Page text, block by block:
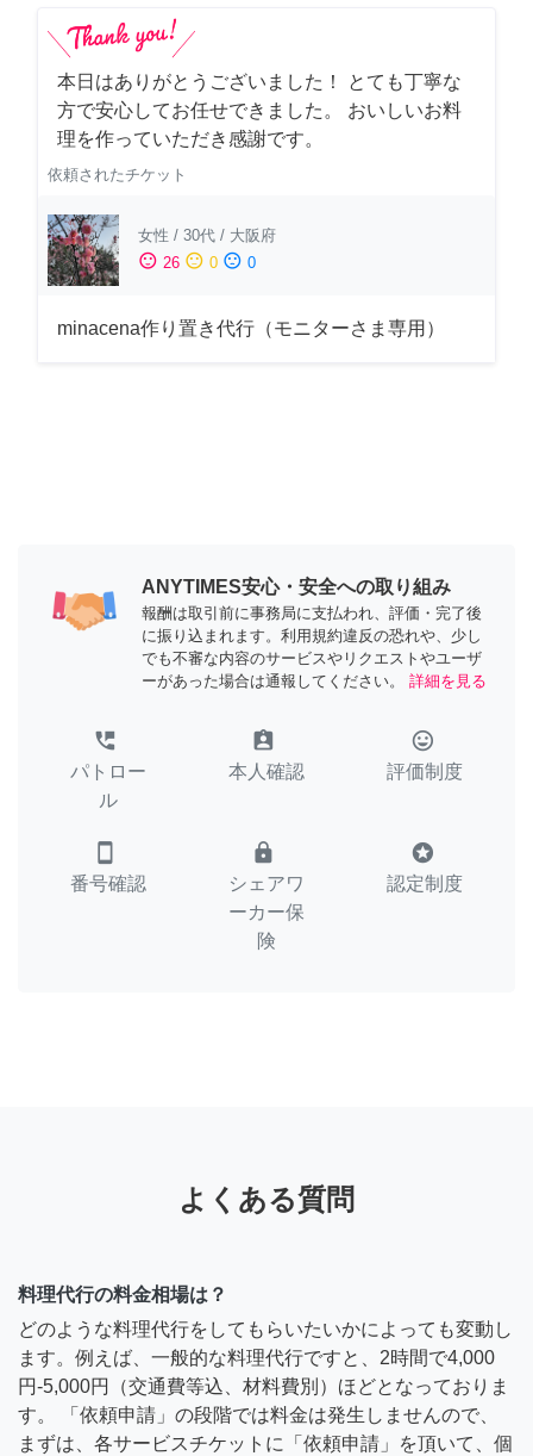
本日はありがとうございました！ とても丁寧な
方で安心してお任せできました。 おいしいお料
理を作っていただき感謝です。
依頼されたチケット
女性 / 30代 / 大阪府
sentiment_satisfied 26 sentiment_neutral 0 sentiment_dissatisfied 0
minacena作り置き代行（モニターさま専用）
ANYTIMES安心・安全への取り組み
報酬は取引前に事務局に支払われ、評価・完了後
に振り込まれます。利用規約違反の恐れや、少し
でも不審な内容のサービスやリクエストやユーザ
ーがあった場合は通報してください。
詳細を見る
perm_phone_msg
パトロー
ル
assignment_ind
本人確認
tag_faces
評価制度
smartphone
番号確認
lock
シェアワ
ーカー保
険
stars
認定制度
よくある質問
料理代行の料金相場は？
どのような料理代行をしてもらいたいかによっても変動し
ます。例えば、一般的な料理代行ですと、2時間で4,000
円-5,000円（交通費等込、材料費別）ほどとなっておりま
す。 「依頼申請」の段階では料金は発生しませんので、
まずは、各サービスチケットに「依頼申請」を頂いて、個